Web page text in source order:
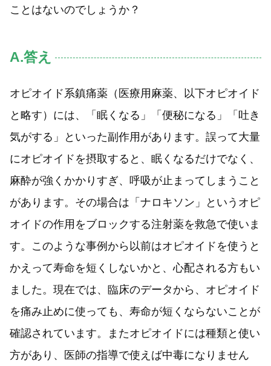
ことはないのでしょうか？
A.答え
オピオイド系鎮痛薬（医療用麻薬、以下オピオイド
と略す）には、「眠くなる」「便秘になる」「吐き
気がする」といった副作用があります。誤って大量
にオピオイドを摂取すると、眠くなるだけでなく、
麻酔が強くかかりすぎ、呼吸が止まってしまうこと
があります。その場合は「ナロキソン」というオピ
オイドの作用をブロックする注射薬を救急で使いま
す。このような事例から以前はオピオイドを使うと
かえって寿命を短くしないかと、心配される方もい
ました。現在では、臨床のデータから、オピオイド
を痛み止めに使っても、寿命が短くならないことが
確認されています。またオピオイドには種類と使い
方があり、医師の指導で使えば中毒になりません